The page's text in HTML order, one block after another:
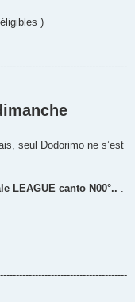
)
seul Dodorimo ne s’est
LEAGUE canto N00°..